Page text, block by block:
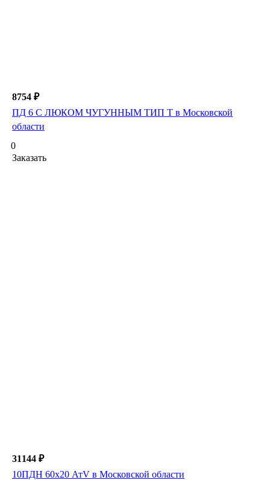
8754 ₽
ПД 6 С ЛЮКОМ ЧУГУННЫМ ТИП Т в Московской
области
0
Заказать
31144 ₽
10ПДН 60х20 АтV в Московской области